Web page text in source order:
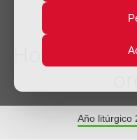
Homilía II
Año litúrgico